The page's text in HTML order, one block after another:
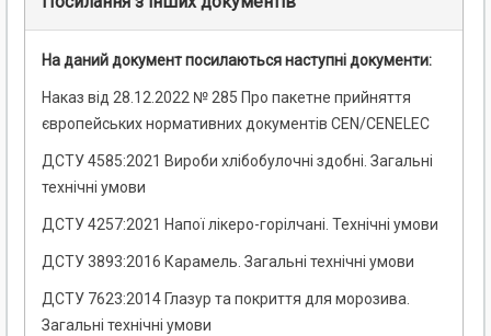
На даний документ посилаються наступні документи:
Наказ від 28.12.2022 № 285 Про пакетне прийняття
європейських нормативних документів CEN/CENELEC
ДСТУ 4585:2021 Вироби хлібобулочні здобні. Загальні
технічні умови
ДСТУ 4257:2021 Напої лікеро-горілчані. Технічні умови
ДСТУ 3893:2016 Карамель. Загальні технічні умови
ДСТУ 7623:2014 Глазур та покриття для морозива.
Загальні технічні умови